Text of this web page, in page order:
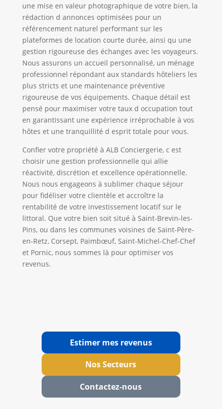
une mise en valeur photographique de votre bien, la
rédaction d annonces optimisées pour un
référencement naturel performant sur les
plateformes de location courte durée, ainsi qu une
gestion rigoureuse des échanges avec les voyageurs.
Nous assurons un accueil personnalisé, un ménage
professionnel répondant aux standards hôteliers les
plus stricts et une maintenance préventive
rigoureuse de vos équipements. Chaque détail est
pensé pour maximiser votre taux d occupation tout
en garantissant une expérience irréprochable à vos
hôtes et une tranquillité d esprit totale pour vous.
Confier votre propriété à ALB Conciergerie, c est
choisir une gestion professionnelle qui allie
réactivité, discrétion et excellence opérationnelle.
Nous nous engageons à sublimer chaque séjour
pour fidéliser votre clientèle et accroître la
rentabilité de votre investissement locatif sur le
littoral. Que votre bien soit situé à Saint-Brevin-les-
Pins, ou dans les communes voisines de Saint-Père-
en-Retz, Corsept, Paimbœuf, Saint-Michel-Chef-Chef
et Pornic, nous sommes là pour optimiser vos
revenus.
Estimer mes revenus
Nos Secteurs
Contactez‑nous